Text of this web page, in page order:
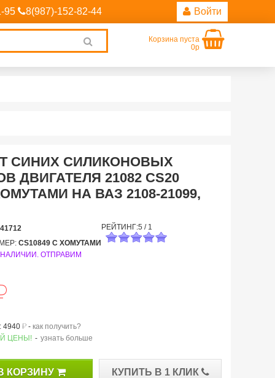
95 8(987)-152-82-44 Войти
search
Корзина пуста
0р
СИНИХ СИЛИКОНОВЫХ
ДВИГАТЕЛЯ 21082 CS20
НА ВАЗ 2108-21099,
41712
CS10849 С ХОМУТАМИ
НАЛИЧИИ. ОТПРАВИМ
РЕЙТИНГ:5 / 1
й - как получить?
ЦЕНЫ! - узнать больше
КОРЗИНУ КУПИТЬ В 1 КЛИК